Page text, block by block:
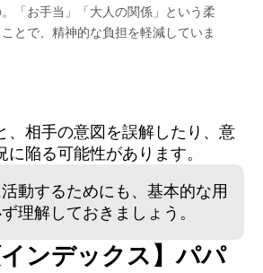
「お手当」「大人の関係」という柔
とで、精神的な負担を軽減していま
、相手の意図を誤解したり、意
に陥る可能性があります。
動するためにも、基本的な用
理解しておきましょう。
インデックス】パパ